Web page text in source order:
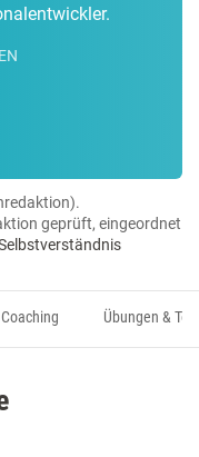
geprüft, eingeordnet
Übungen &